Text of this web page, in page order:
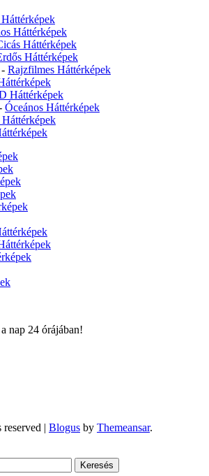
Háttérképek
Háttérképek
Háttérképek
- Rajzfilmes Háttérképek
Háttérképek
Óceános Háttérképek
nap 24 órájában!
| Blogus by Themeansar.